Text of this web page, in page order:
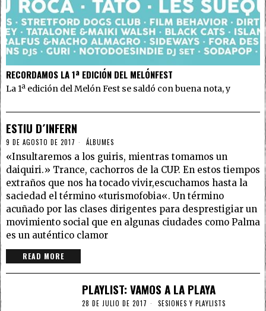
RECORDAMOS LA 1ª EDICIÓN DEL MELÓNFEST
La 1ª edición del Melón Fest se saldó con buena nota, y
ESTIU D´INFERN
9 DE AGOSTO DE 2017 ÁLBUMES
«Insultaremos a los guiris, mientras tomamos un
daiquiri.» Trance, cachorros de la CUP. En estos tiempos
extraños que nos ha tocado vivir,escuchamos hasta la
saciedad el término «turismofobia«. Un término
acuñado por las clases dirigentes para desprestigiar un
movimiento social que en algunas ciudades como Palma
es un auténtico clamor
READ MORE
PLAYLIST: VAMOS A LA PLAYA
28 DE JULIO DE 2017 SESIONES Y PLAYLISTS